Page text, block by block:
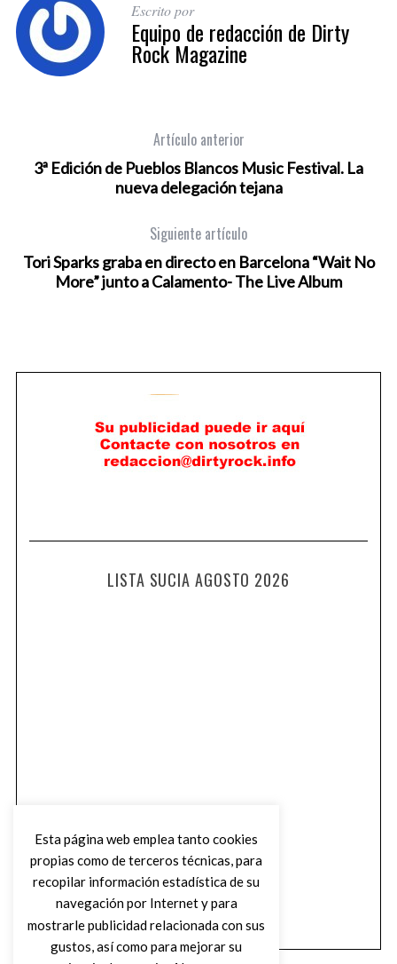
Escrito por
Equipo de redacción de Dirty
Rock Magazine
Artículo anterior
3ª Edición de Pueblos Blancos Music Festival. La
nueva delegación tejana
Siguiente artículo
Tori Sparks graba en directo en Barcelona “Wait No
More” junto a Calamento- The Live Album
LISTA SUCIA AGOSTO 2026
Esta página web emplea tanto cookies
propias como de terceros técnicas, para
recopilar información estadística de su
navegación por Internet y para
mostrarle publicidad relacionada con sus
gustos, así como para mejorar su